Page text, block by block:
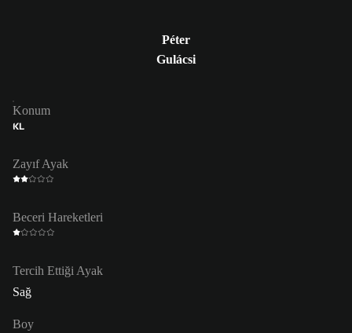
Péter
Gulácsi
Konum
KL
Zayıf Ayak
Beceri Hareketleri
Tercih Ettiği Ayak
Sağ
Boy